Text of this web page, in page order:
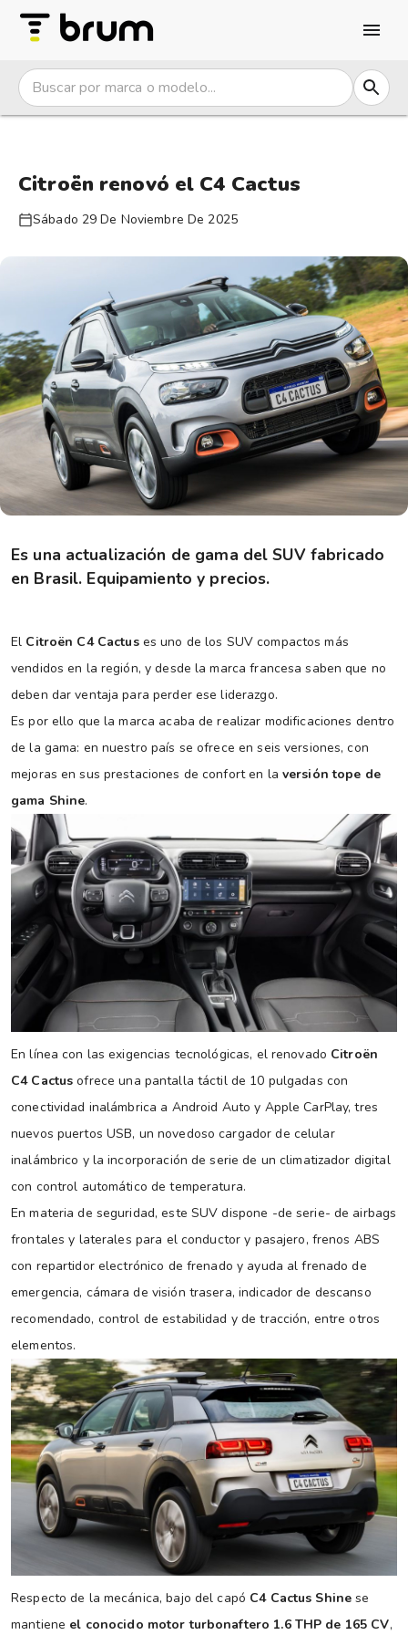
Citroën renovó el C4 Cactus
Sábado 29 De Noviembre De 2025
Es una actualización de gama del SUV fabricado
en Brasil. Equipamiento y precios.
El Citroën C4 Cactuses uno de los SUV compactos más
vendidos en la región, y desde la marca francesa saben que no
deben dar ventaja para perder ese liderazgo.
Es por ello que la marca acaba de realizar modificaciones dentro
de la gama: en nuestro país se ofrece en seis versiones, con
mejoras en sus prestaciones de confort en la versión tope de
gama Shine.
En línea con las exigencias tecnológicas, el renovado Citroën
C4 Cactus ofrece una pantalla táctil de 10 pulgadas con
conectividad inalámbrica a Android Auto y Apple CarPlay, tres
nuevos puertos USB, un novedoso cargador de celular
inalámbrico y la incorporación de serie de un climatizador digital
con control automático de temperatura.
En materia de seguridad, este SUV dispone -de serie- de airbags
frontales y laterales para el conductor y pasajero, frenos ABS
con repartidor electrónico de frenado y ayuda al frenado de
emergencia, cámara de visión trasera, indicador de descanso
recomendado, control de estabilidad y de tracción, entre otros
elementos.
Respecto de la mecánica, bajo del capó C4 Cactus Shine se
mantiene el conocido motor turbonaftero 1.6 THP de 165 CV,